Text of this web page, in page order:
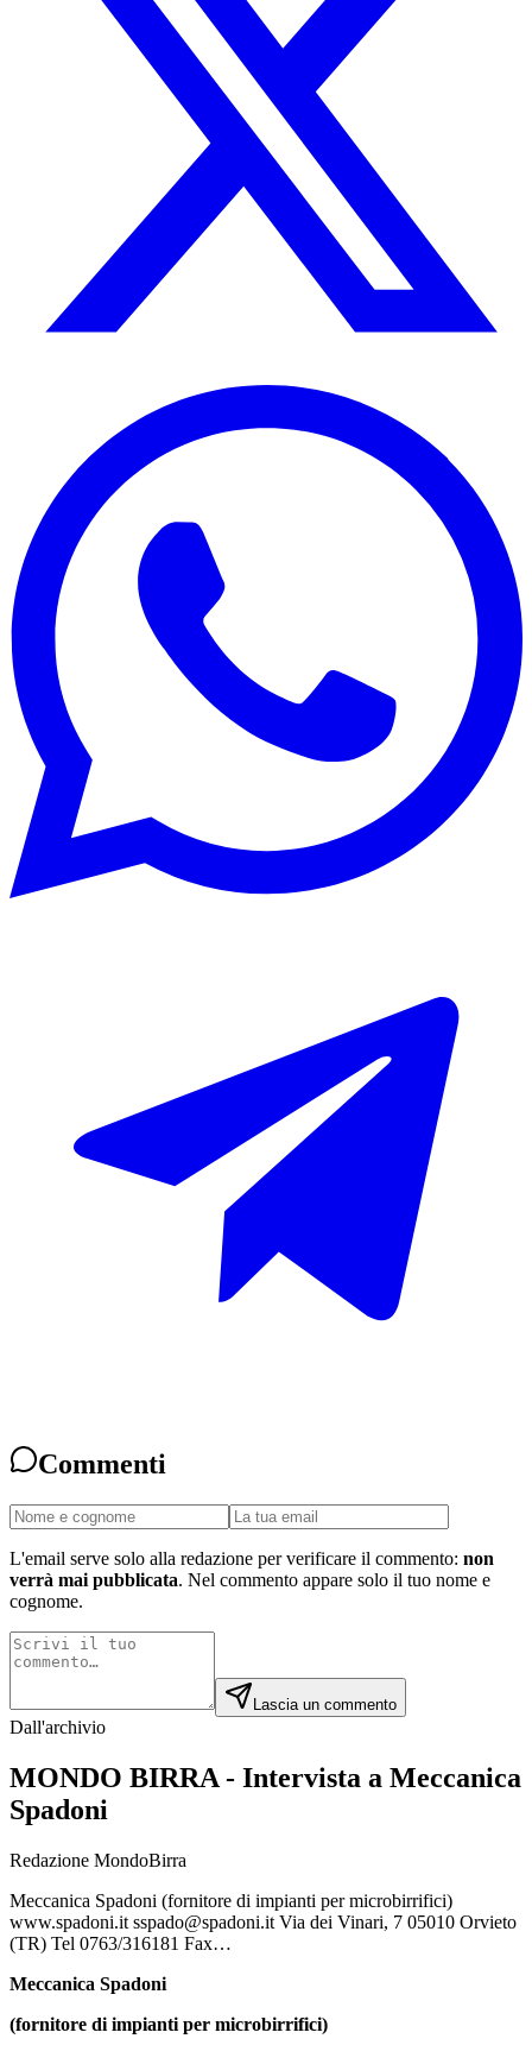
Commenti
L'email serve solo alla redazione per verificare il commento: non
verrà mai pubblicata. Nel commento appare solo il tuo nome e
cognome.
Lascia un commento
Dall'archivio
MONDO BIRRA - Intervista a Meccanica
Spadoni
Redazione MondoBirra
Meccanica Spadoni (fornitore di impianti per microbirrifici)
www.spadoni.it sspado@spadoni.it Via dei Vinari, 7 05010 Orvieto
(TR) Tel 0763/316181 Fax…
Meccanica Spadoni
(fornitore di impianti per microbirrifici)